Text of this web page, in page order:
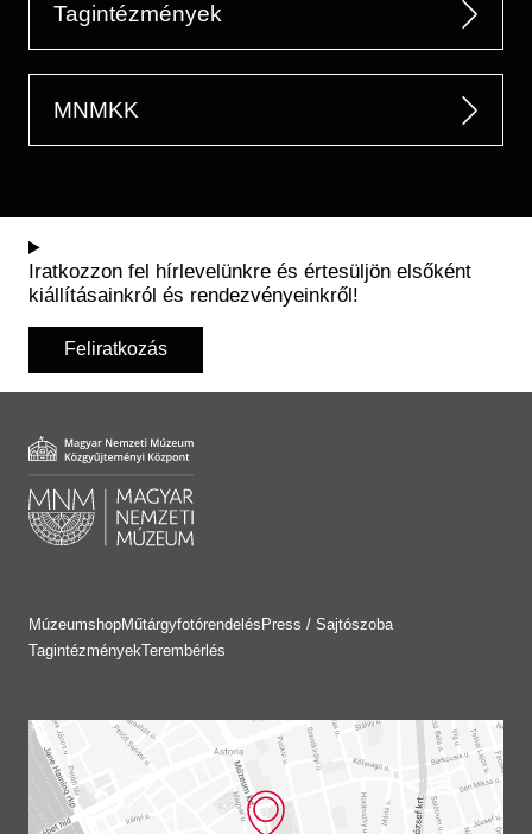
Tagintézmények
MNMKK
Iratkozzon fel hírlevelünkre és értesüljön elsőként
kiállításainkról és rendezvényeinkről!
Feliratkozás
MúzeumshopMűtárgyfotórendelés Press / Sajtószoba
TagintézményekTerembérlés